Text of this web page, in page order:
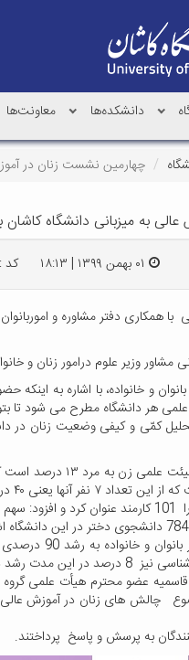
دانشکده‌ها معاونت‌ها
چهارمین نشست زنان در
به میزبانی دانشگاه کاشان
کد : ۱۷۲۱۱
همکاری دفتر مشاوره و
مشاور وزیر علوم درامور زنان
و خانواده، با اشاره به
هر دانشگاه مطرح می شود تا
مشاور
عضو محترم هیأت علمی گروه
چالش های زنان در آموزش